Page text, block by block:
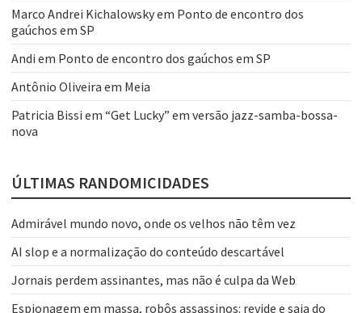
Marco Andrei Kichalowskyem Ponto de encontro dos
gaúchos em SP
Andi em Ponto de encontro dos gaúchos em SP
Antônio Oliveira em Meia
Patricia Bissi em “Get Lucky” em versão jazz-samba-bossa-
nova
ÚLTIMAS RANDOMICIDADES
Admirável mundo novo, onde os velhos não têm vez
AI slop e a normalização do conteúdo descartável
Jornais perdem assinantes, mas não é culpa da Web
Espionagem em massa, robôs assassinos: revide e saia do